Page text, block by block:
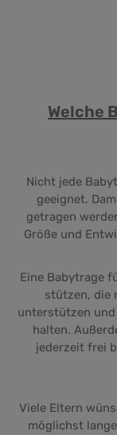
Welche
Nicht jede
geeignet.
getragen
Größe und
Eine Babytrage
stützen, die
unterstützen
halten.
jederzeit frei
Viele Eltern
möglichst